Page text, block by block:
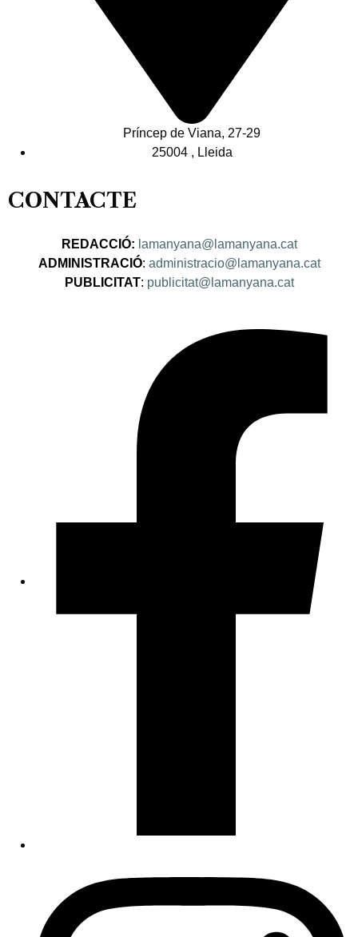
Príncep de Viana, 27-29
25004 , Lleida
CONTACTE
REDACCIÓ: lamanyana@lamanyana.cat
ADMINISTRACIÓ: administracio@lamanyana.cat
PUBLICITAT: publicitat@lamanyana.cat